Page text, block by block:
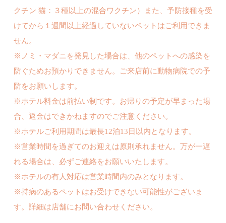
クチン 猫：３種以上の混合ワクチン）また、予防接種を受
けてから１週間以上経過していないペットはご利用できま
せん。
※ノミ・マダニを発見した場合は、他のペットへの感染を
防ぐためお預かりできません。ご来店前に動物病院での予
防をお願いします。
※ホテル料金は前払い制です。お帰りの予定が早まった場
合、返金はできかねますのでご注意ください。
※ホテルご利用期間は最長12泊13日以内となります。
※営業時間を過ぎてのお迎えは原則承れません。万が一遅
れる場合は、必ずご連絡をお願いいたします。
※ホテルの有人対応は営業時間内のみとなります。
※持病のあるペットはお受けできない可能性がございま
す。詳細は店舗にお問い合わせください。